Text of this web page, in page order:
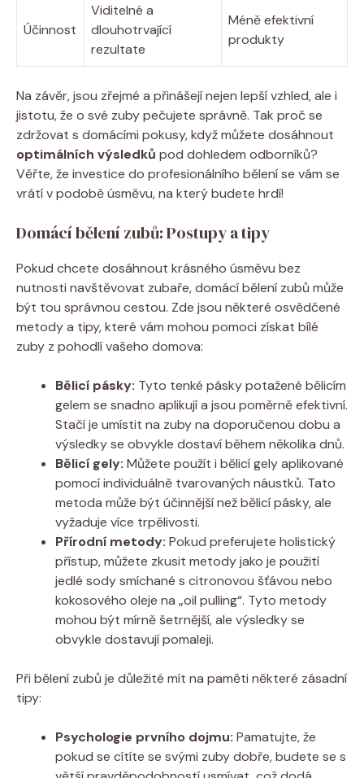
Účinnost
Viditelné a
dlouhotrvající
rezultate
Méně efektivní
produkty
Na závěr, jsou zřejmé a přinášejí nejen lepší vzhled, ale i
jistotu, že o své zuby pečujete správně. Tak proč se
zdržovat s domácími pokusy, když můžete dosáhnout
optimálních výsledků pod dohledem odborníků?
Věřte, že investice do profesionálního bělení se vám se
vrátí v podobě úsměvu, na který budete hrdí!
Domácí bělení zubů: Postupy a tipy
Pokud chcete dosáhnout krásného úsměvu bez
nutnosti navštěvovat zubaře, domácí bělení zubů může
být tou správnou cestou. Zde jsou některé osvědčené
metody a tipy, které vám mohou pomoci získat bílé
zuby z pohodlí vašeho domova:
Bělicí pásky: Tyto tenké pásky potažené bělicím
gelem se snadno aplikují a jsou poměrně efektivní.
Stačí je umístit na zuby na doporučenou dobu a
výsledky se obvykle dostaví během několika dnů.
Bělicí gely: Můžete použít i bělicí gely aplikované
pomocí individuálně tvarovaných náustků. Tato
metoda může být účinnější než bělicí pásky, ale
vyžaduje více trpělivosti.
Přírodní metody: Pokud preferujete holistický
přístup, můžete zkusit metody jako je použití
jedlé sody smíchané s citronovou šťávou nebo
kokosového oleje na „oil pulling“. Tyto metody
mohou být mírně šetrnější, ale výsledky se
obvykle dostavují pomaleji.
Při bělení zubů je důležité mít na paměti některé zásadní
tipy:
Psychologie prvního dojmu: Pamatujte, že
pokud se cítíte se svými zuby dobře, budete se s